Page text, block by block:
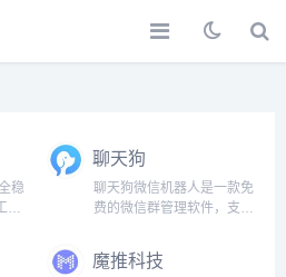
稳
具
聊天狗
聊天狗微信机器人是一款免
费的微信群管理软件，支持
进行多群的群发、自动回
复、快捷回复、批量添加好
魔推科技